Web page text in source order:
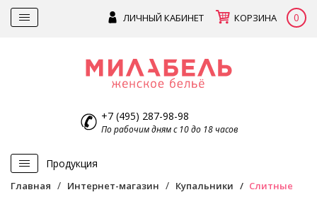
ЛИЧНЫЙ КАБИНЕТ КОРЗИНА 0
+7 (495) 287-98-98
По рабочим дням с 10 до 18 часов
Продукция
Главная Интернет-магазин Купальники Слитные